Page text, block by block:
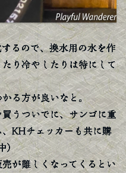
るので、換水用の水を作
り冷やしたりは特にして
る方が良いなと。
うついでに、サンゴに重
KHチェッカーも共に購
）
が難しくなってくるとい